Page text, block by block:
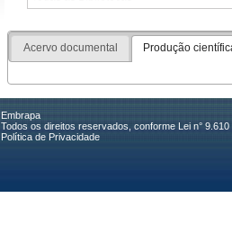
Acervo documental Produção
Embrapa
Todos os direitos reservados, conforme Lei n° 9.610
Política de Privacidade